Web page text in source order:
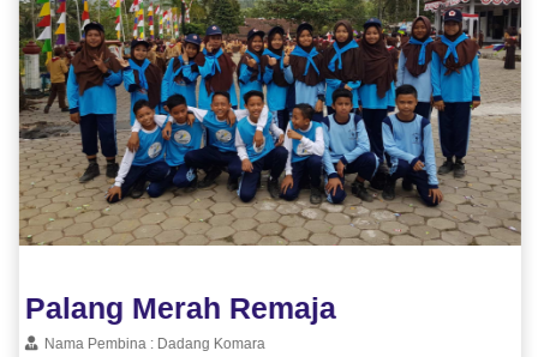
Palang Merah Remaja
Nama Pembina : Dadang Komara